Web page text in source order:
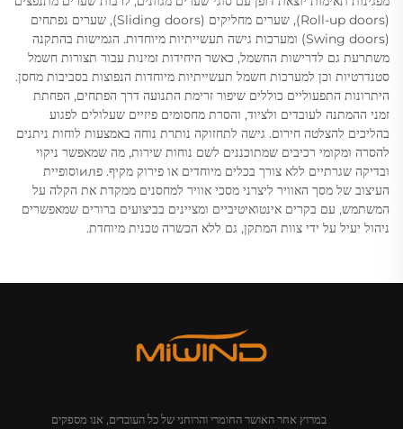
(Roll-up doors), שערים מחליקים (Sliding doors), שערים נפתחים
(Swing doors) ומערכות גישה תעשייתיות מיוחדות. הגמישות בהתקנה
משתרעת גם לדרישות החשמל, כאשר היחידות זמינות עבור תצורות חשמל
סטנדרטיות וכן למערכות חשמל תעשייתיות מיוחדות הנפוצות בסביבות מחסן.
היתרונות התפעוליים כוללים שיפור זרימת התנועה דרך הפתחים, הפחתת
זמני ההמתנה לעובדים ולציוד, והסרת מחסומים פיזיים שעלולים לפגוע
בהליכים להצלטה חירום. גישה לתחזוקה נותרת נוחה באמצעות לוחות ניתנים
להסרה ומקומי רכיבים שמתוכננים לשם נוחות שירות, מה שמאפשר ניקוי
ובדיקה שגרתיים ללא צורך בכלים מיוחדים או פירוק מקיף. פилוסופיית
העיצוב של מסך האוויר ליצרני מסכי אוויר למחסנים ממקדת את הקלה על
המשתמש, עם בקרים אינטואיטיביים ומציינים בביצועים ברורים שמאפשרים
ניהול יעיל על ידי צוות המתקן, גם ללא הכשרה טכנית מיוחדת.
במרוץ אחר האושר החומרי והרוחני של כל העובדים, אנו מספקים